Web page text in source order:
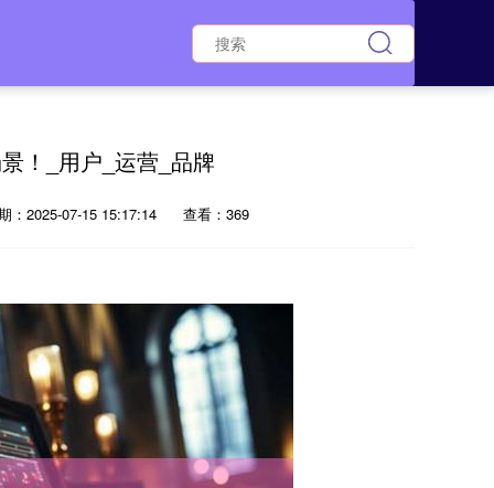
！_用户_运营_品牌
：2025-07-15 15:17:14 查看：369